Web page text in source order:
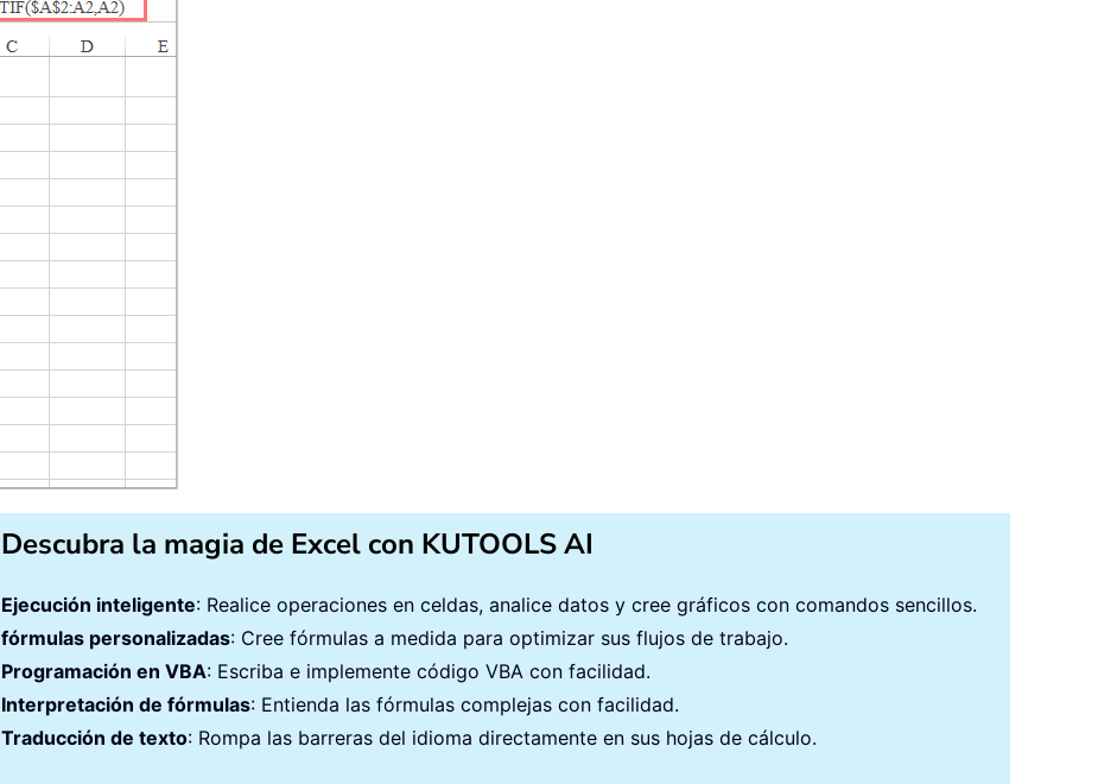
Descubra la magia de Excel con KUTOOLS AI
Ejecución inteligente: Realice operaciones en celdas, analice datos y cree gráficos con comandos sencillos.
fórmulas personalizadas: Cree fórmulas a medida para optimizar sus flujos de trabajo.
Programación en VBA: Escriba e implemente código VBA con facilidad.
Interpretación de fórmulas: Entienda las fórmulas complejas con facilidad.
Traducción de texto: Rompa las barreras del idioma directamente en sus hojas de cálculo.